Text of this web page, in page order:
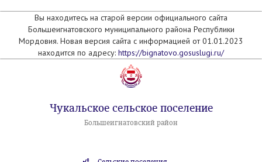
Вы находитесь на старой версии официального сайта
Большеигнатовского муниципального района Республики
Мордовия. Новая версия сайта с информацией от 01.01.2023
находится по адресу: https://bignatovo.gosuslugi.ru/
Чукальское сельское поселение
Большеигнатовский район